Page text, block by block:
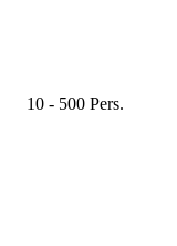
10 - 500 Pers.